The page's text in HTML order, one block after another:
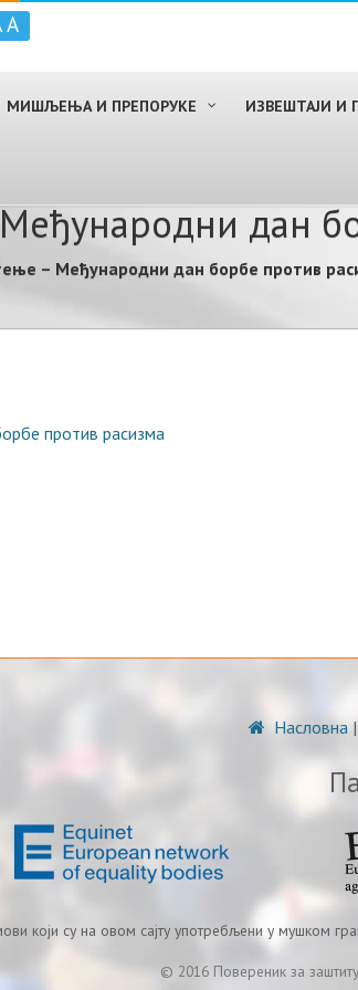
A
МИШЉЕЊА И ПРЕПОРУКЕ ИЗВЕШТАЈИ И
дан
– Међународни дан борбе против
против расизма
Насловна |
који су на овом сајту употребљени у мушком
© 2016 Повереник за